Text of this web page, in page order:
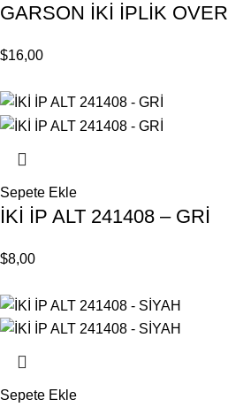
GARSON İKİ İPLİK
$16,00
Sepete Ekle
İKİ İP ALT 241408 – GRİ
$8,00
Sepete Ekle